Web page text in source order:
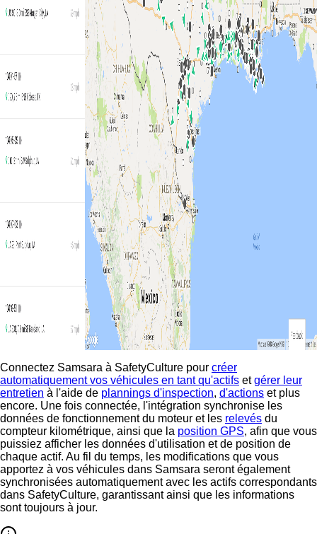
Connectez Samsara à SafetyCulture pour créer
automatiquement vos véhicules en tant qu'actifs et gérer leur
entretien à l'aide de plannings d'inspection, d'actions et plus
encore. Une fois connectée, l'intégration synchronise les
données de fonctionnement du moteur et les relevés du
compteur kilométrique, ainsi que la position GPS, afin que vous
puissiez afficher les données d'utilisation et de position de
chaque actif. Au fil du temps, les modifications que vous
apportez à vos véhicules dans Samsara seront également
synchronisées automatiquement avec les actifs correspondants
dans SafetyCulture, garantissant ainsi que les informations
sont toujours à jour.